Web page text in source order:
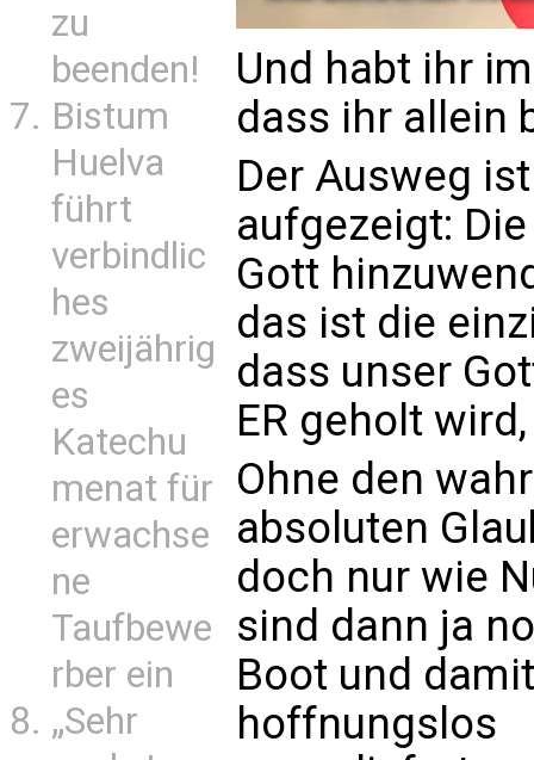
zu
beenden!
Bistum
Huelva
führt
verbindlic
hes
zweijährig
es
Katechu
menat für
erwachse
ne
Taufbewe
rber ein
„Sehr
Und habt ihr
dass ihr allein
Der Ausweg
aufgezeigt:
Gott
das ist die
dass unser
ER geholt
Ohne den
absoluten
doch nur wie
sind dann ja
Boot und
hoffnungslos